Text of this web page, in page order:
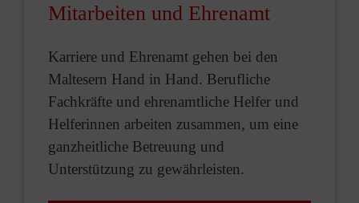
Mitarbeiten und Ehrenamt
Karriere und Ehrenamt gehen bei den
Maltesern Hand in Hand. Berufliche
Fachkräfte und ehrenamtliche Helfer und
Helferinnen arbeiten zusammen, um eine
ganzheitliche Betreuung und
Unterstützung zu gewährleisten.